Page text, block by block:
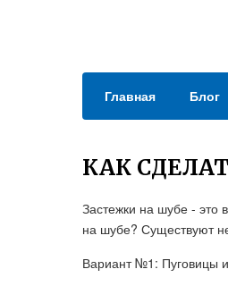
Главная Блог
КАК
Застежки на шубе - это
на шубе? Существуют
Вариант №1: Пуговицы